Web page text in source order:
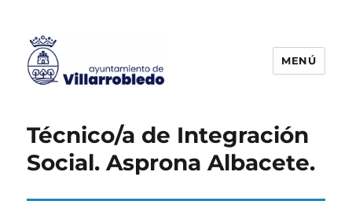
MENÚ
Técnico/a de Integración
Social. Asprona Albacete.